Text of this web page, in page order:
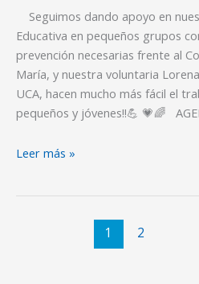
Seguimos dando apoyo en
Educativa en pequeños grupos
prevención necesarias frente al
María, y nuestra voluntaria
UCA, hacen mucho más fácil el
pequeños y jóvenes!!💪 💗🌈
PROGRAMA
DE
ATENCIÓN
EDUCATIVA
Leer más »
1 2